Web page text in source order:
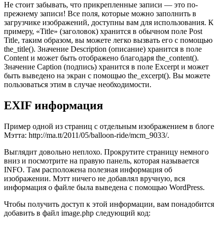
Не стоит забывать, что прикрепленные записи — это по-
прежнему записи! Все поля, которые можно заполнить в
загрузчике изображений, доступны вам для использования. К
примеру, «Title» (заголовок) хранится в обычном поле Post
Title, таким образом, вы можете легко вызвать его с помощью
the_title(). Значение Description (описание) хранится в поле
Content и может быть отображено благодаря the_content().
Значение Caption (подпись) хранится в поле Excerpt и может
быть выведено на экран с помощью the_excerpt(). Вы можете
пользоваться этим в случае необходимости.
EXIF информация
Пример одной из страниц с отдельным изображением в блоге
Мэтта: http://ma.tt/2011/05/balloon-ride/mcm_9033/.
Выглядит довольно неплохо. Прокрутите страницу немного
вниз и посмотрите на правую панель, которая называется
INFO. Там расположена полезная информация об
изображении. Мэтт ничего не добавлял вручную, вся
информация о файле была выведена с помощью WordPress.
Чтобы получить доступ к этой информации, вам понадобится
добавить в файл image.php следующий код: